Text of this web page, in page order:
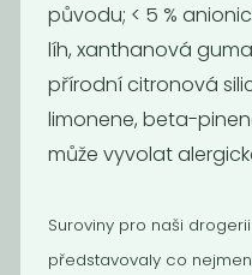
Aviváž
původu; < 5 %
líh, xanthanová
přírodní citronová
limonene, beta-
může vyvolat
Suroviny pro naši
představovaly co